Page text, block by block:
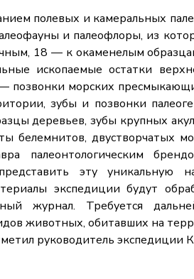
полевых и камеральных
и палеофлоры, из
18 — к окаменелым
ископаемые остатки
позвонки морских
зубы и позвонки
деревьев, зубы крупных
белемнитов, двустворчатых
палеонтологическим
эту уникальную
экспедиции будут
журнал. Требуется
животных, обитавших на
руководитель экспедиции